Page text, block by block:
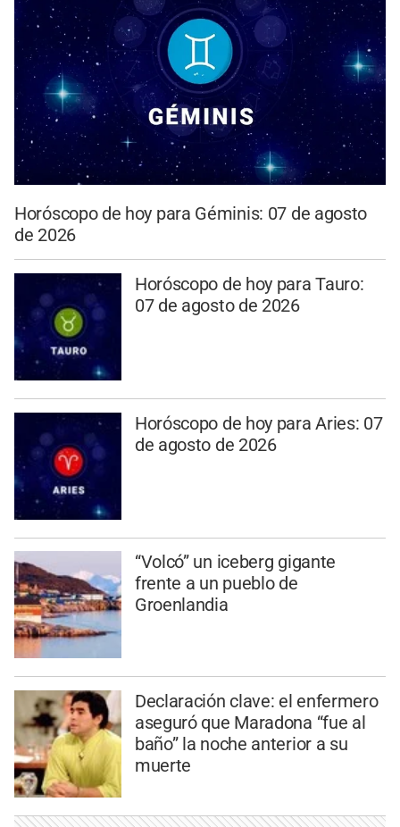
Horóscopo de hoy para Géminis: 07 de agosto
de 2026
Horóscopo de hoy para Tauro:
07 de agosto de 2026
Horóscopo de hoy para Aries: 07
de agosto de 2026
“Volcó” un iceberg gigante
frente a un pueblo de
Groenlandia
Declaración clave: el enfermero
aseguró que Maradona “fue al
baño” la noche anterior a su
muerte